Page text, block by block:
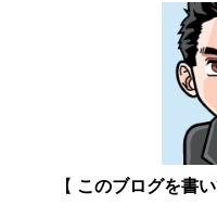
【 このブログを書